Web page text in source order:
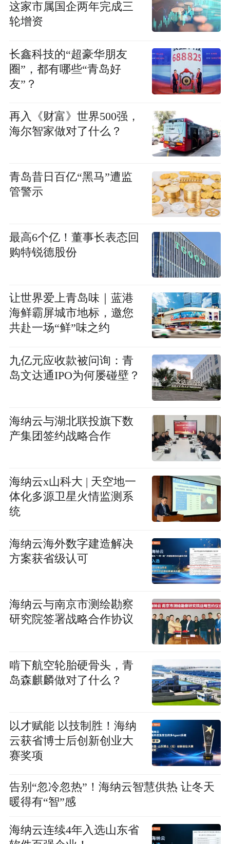
这家市属国企两年完成三
轮增资
长鑫科技的“超豪华朋友
圈”，都有哪些“青岛好
友”？
再入《财富》世界500强，
海尔智家做对了什么？
青岛昔日百亿“黑马”遭监
管警示
最高6个亿！董事长表态回
购特锐德股份
让世界爱上青岛味｜蓝港
海鲜霸屏城市地标，邀您
共赴一场“鲜”味之约
九亿元应收款被问询：青
岛文达通IPO为何屡碰壁？
海纳云与湖北联投旗下数
产集团签约战略合作
海纳云x山科大 | 天空地一
体化多源卫星火情监测系
统
海纳云海外数字建造解决
方案获省级认可
海纳云与南京市测绘勘察
研究院签署战略合作协议
啃下航空轮胎硬骨头，青
岛森麒麟做对了什么？
以才赋能 以技制胜！海纳
云获省博士后创新创业大
赛奖项
告别“忽冷忽热”！海纳云智慧供热 让冬天
暖得有“智”感
海纳云连续4年入选山东省